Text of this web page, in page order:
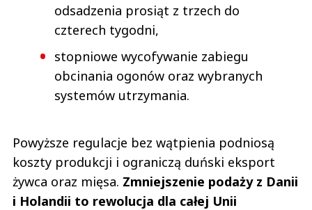
odsadzenia prosiąt z trzech do
czterech tygodni,
stopniowe wycofywanie zabiegu
obcinania ogonów oraz wybranych
systemów utrzymania.
Powyższe regulacje bez wątpienia podniosą
koszty produkcji i ograniczą duński eksport
żywca oraz mięsa. Zmniejszenie podaży z Danii
i Holandii to rewolucja dla całej Unii